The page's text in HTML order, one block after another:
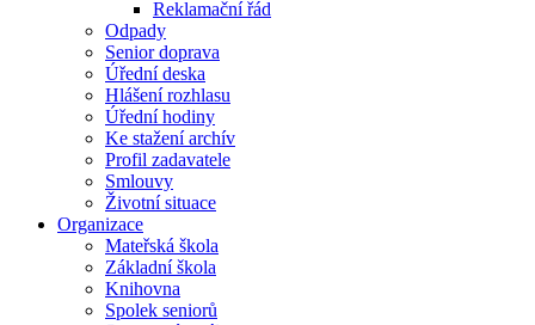
Reklamační řád
Odpady
Senior doprava
Úřední deska
Hlášení rozhlasu
Úřední hodiny
Ke stažení archív
Profil zadavatele
Smlouvy
Životní situace
Organizace
Mateřská škola
Základní škola
Knihovna
Spolek seniorů